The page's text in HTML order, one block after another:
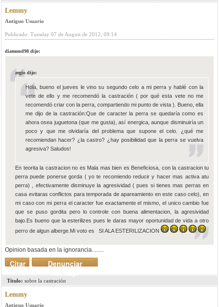
Lemmy
Antiguo Usuario
Publicado: Tuesday 07 de August de 2012, 09:14
diamond98 dijo:
zegio dijo:
Hola, bueno el jueves le vino su segundo celo a mi perra y hablé con la
vete de ello y me recomendó la castración ( por qué esta vete no me
recomendó criar con la perra, compartiendo mi punto de vista ). Bueno, ella
me dijo de la castración:Que de caracter la perra se quedaría como es
ahora osea juguetona (que me gusta), así energica, aunque disminuiría un
poco y que me olvidaría del problema que supone el celo. ¿qué me
recomiendan hacer? ¿la castro? ¿hay posibilidad que la perra se vuelva
agresiva? Saludos!
En teorita la castracion no es Mala mas bien es Beneficiosa, con la castracion tu
perra puede ponerse gorda ( yo te recomiendo reducir y hacer mas activa atu
perra) , efectivamente disminuye la agresividad ( pues si tienes mas perras en
casa evitaras conflictos para temporada de apareamiento en este caso celo), en
mi caso con mi perra el caracter fue exactamente el mismo, el unico cambio fue
que se puso gordita pero lo controle con buena alimentacion, la agresividad
bajo.Es bueno que la esterilizes pues le daras mayor oportunidad de vida a otro
perro de algun alberge.Mi voto es SI ALA ESTERILIZACION
Opinion basada en la ignorancia........
Denunciar
mensaje
Citar
Titulo: sobre la castración
Lemmy
Antiguo Usuario